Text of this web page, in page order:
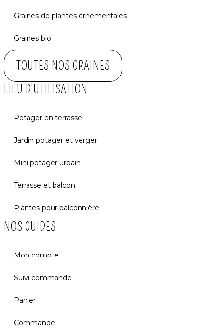
Graines de plantes ornementales
Graines bio
TOUTES NOS GRAINES
LIEU D'UTILISATION
Potager en terrasse
Jardin potager et verger
Mini potager urbain
Terrasse et balcon
Plantes pour balconnière
NOS GUIDES
Mon compte
Suivi commande
Panier
Commande